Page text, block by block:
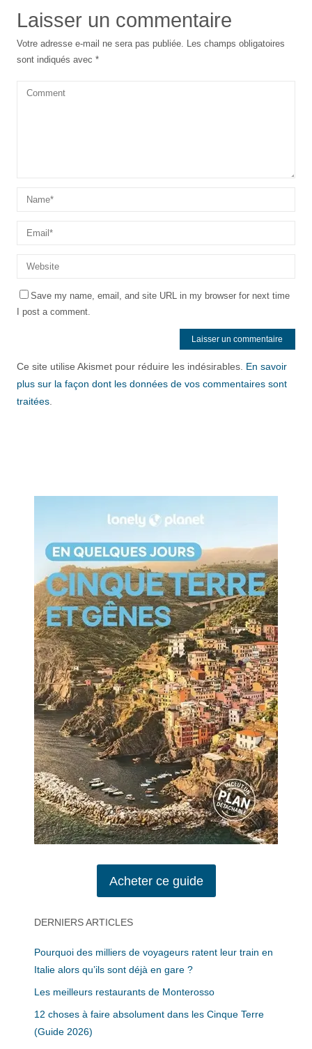
Laisser un commentaire
Votre adresse e-mail ne sera pas publiée. Les champs obligatoires
sont indiqués avec*
Save my name, email, and site URL in my browser for next time
I post a comment.
Ce site utilise Akismet pour réduire les indésirables. En savoir
plus sur la façon dont les données de vos commentaires sont
traitées.
Acheter ce guide
DERNIERS ARTICLES
Pourquoi des milliers de voyageurs ratent leur train en
Italie alors qu’ils sont déjà en gare ?
Les meilleurs restaurants de Monterosso
12 choses à faire absolument dans les Cinque Terre
(Guide 2026)